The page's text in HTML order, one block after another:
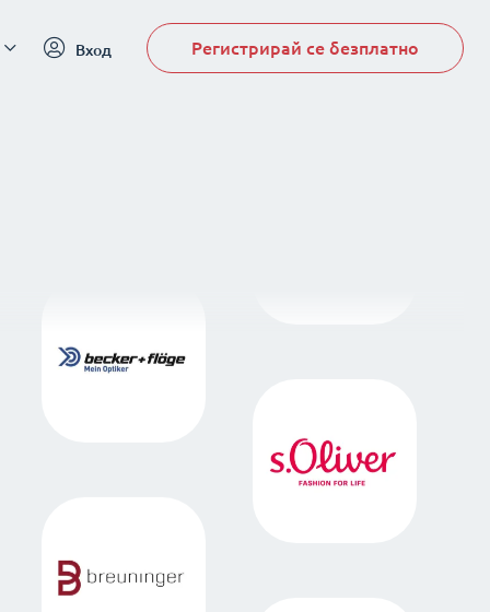
Вход Регистрирай се безплатно